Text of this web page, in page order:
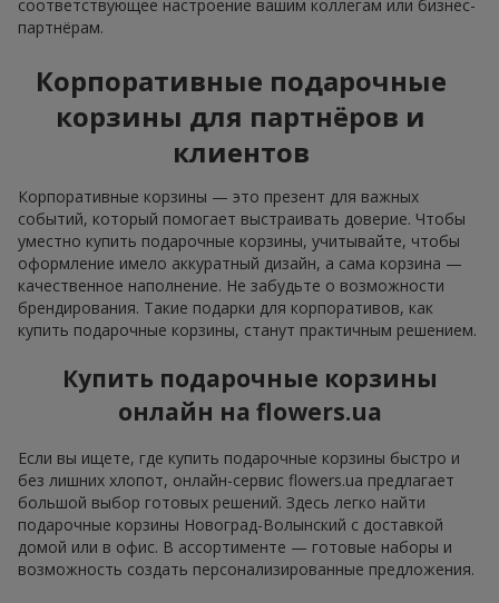
соответствующее настроение вашим коллегам или бизнес-
партнёрам.
Корпоративные подарочные
корзины для партнёров и
клиентов
Корпоративные корзины — это презент для важных
событий, который помогает выстраивать доверие. Чтобы
уместно купить подарочные корзины, учитывайте, чтобы
оформление имело аккуратный дизайн, а сама корзина —
качественное наполнение. Не забудьте о возможности
брендирования. Такие подарки для корпоративов, как
купить подарочные корзины, станут практичным решением.
Купить подарочные корзины
онлайн на flowers.ua
Если вы ищете, где купить подарочные корзины быстро и
без лишних хлопот, онлайн-сервис flowers.ua предлагает
большой выбор готовых решений. Здесь легко найти
подарочные корзины Новоград-Волынский с доставкой
домой или в офис. В ассортименте — готовые наборы и
возможность создать персонализированные предложения.